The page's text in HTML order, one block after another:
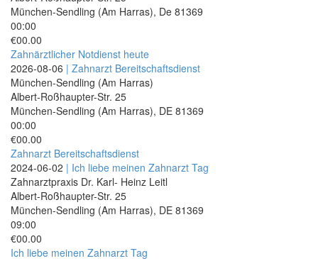
München-Sendling (Am Harras), De 81369
00:00
€00.00
Zahnärztlicher Notdienst heute
2026-08-06 | Zahnarzt Bereitschaftsdienst
München-Sendling (Am Harras)
Albert-Roßhaupter-Str. 25
München-Sendling (Am Harras), DE 81369
00:00
€00.00
Zahnarzt Bereitschaftsdienst
2024-06-02 | Ich liebe meinen Zahnarzt Tag
Zahnarztpraxis Dr. Karl- Heinz Leitl
Albert-Roßhaupter-Str. 25
München-Sendling (Am Harras), DE 81369
09:00
€00.00
Ich liebe meinen Zahnarzt Tag